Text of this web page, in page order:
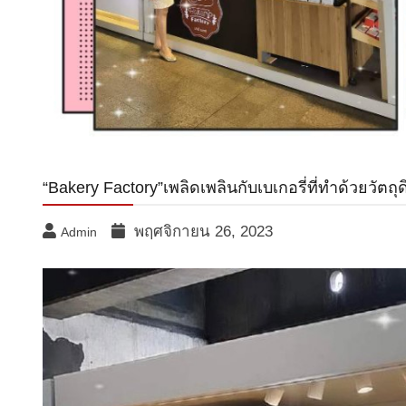
“Bakery Factory”เพลิดเพลินกับเบเกอรี่ที่ทำด้วยวัต
Admin พฤศจิกายน 26, 2023